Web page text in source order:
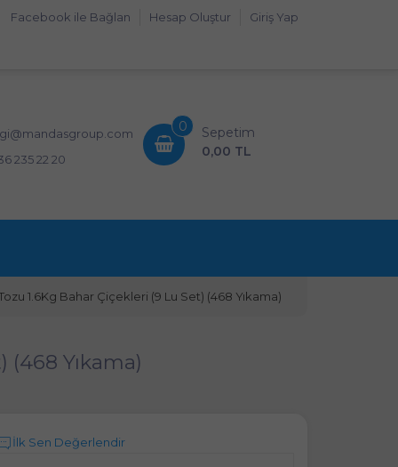
Giriş Yap
Hesap Oluştur
Facebook ile Bağlan
235 22 20
0
Sepetim
0,00 TL
1.6Kg Bahar Çiçekleri (9 Lu Set) (468 Yıkama)
Yıkama)
İlk Sen Değerlendir